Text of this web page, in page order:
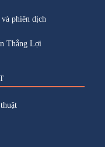
phiên dịch
Thắng Lợi